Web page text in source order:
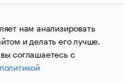
авторских прав
1995–2026.Сообщения
«РБК»
по надзору в сфере
и массовых
за номером ИА
«РБК». Отдельные
нам анализировать
и делать его лучше.
соглашаетесь с
политикой